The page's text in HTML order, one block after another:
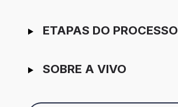
ETAPAS DO PROCESSO
SOBRE A VIVO